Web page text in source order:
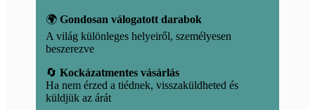
🌍Gondosan válogatott darabok
A világ különleges helyeiről, személyesen
beszerezve
🔄Kockázatmentes vásárlás
Ha nem érzed a tiédnek, visszaküldheted és
küldjük az árát